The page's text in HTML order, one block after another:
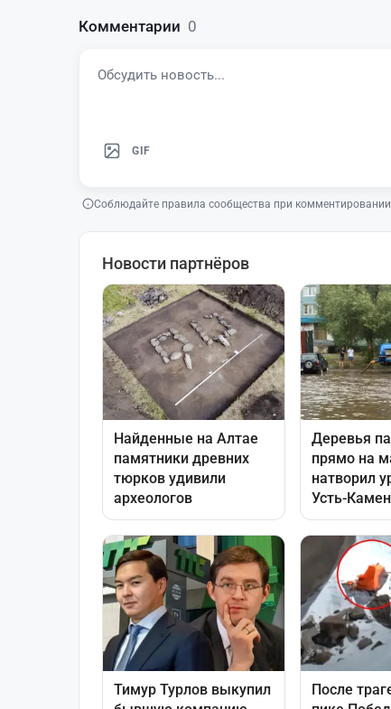
Комментарии 0
GIF
Соблюдайте правила сообщества при комментировании